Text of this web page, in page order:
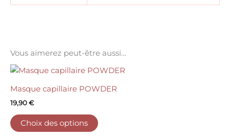
Vous aimerez peut-être aussi…
Masque capillaire POWDER
19,90€
Choix des options